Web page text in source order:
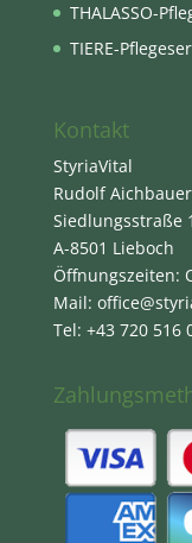
THALASSO-
TIERE-
Kontakt
StyriaVital
Rudolf
Siedlungsstraße
A-8501 Lieboch
Öffnungszeiten:
Mail:
Tel: +43 720 516